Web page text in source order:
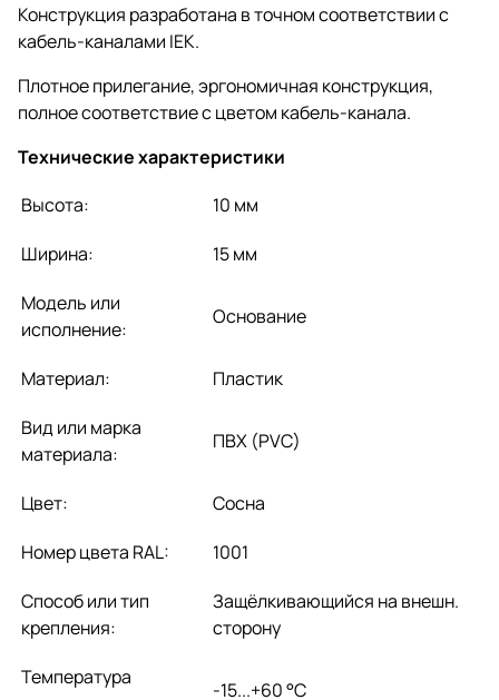
Конструкция разработана в точном соответствии с
кабель-каналами IEK.
Плотное прилегание, эргономичная конструкция,
полное соответствие с цветом кабель-канала.
Технические характеристики
Высота:
10 мм
Ширина:
15 мм
Модель или
исполнение:
Основание
Материал:
Пластик
Вид или марка
материала:
ПВХ (PVC)
Цвет:
Сосна
Номер цвета RAL:
1001
Способ или тип
крепления:
Защёлкивающийся на внешн.
сторону
Температура
-15...+60 °C